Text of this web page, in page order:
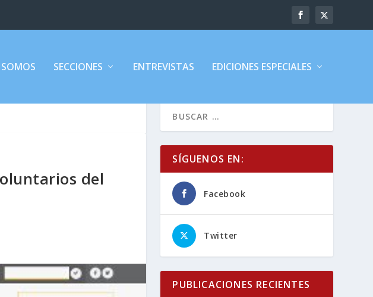
SECCIONES ENTREVISTAS EDICIONES ESPECIALES
del
SÍGUENOS EN:
Facebook
Twitter
PUBLICACIONES RECIENTES